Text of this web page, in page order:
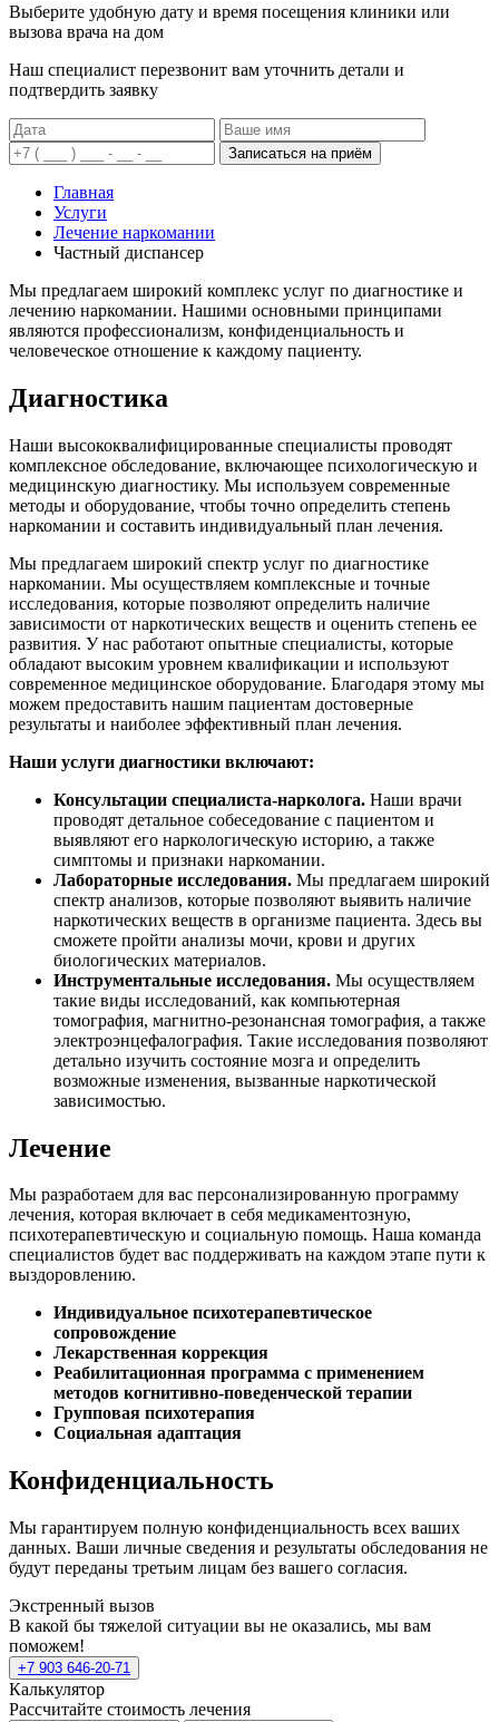
Выберите удобную дату и время посещения клиники или
вызова врача на дом
Наш специалист перезвонит вам уточнить детали и
подтвердить заявку
Записаться на приём
Главная
Услуги
Лечение наркомании
Частный диспансер
Мы предлагаем широкий комплекс услуг по диагностике и
лечению наркомании. Нашими основными принципами
являются профессионализм, конфиденциальность и
человеческое отношение к каждому пациенту.
Диагностика
Наши высококвалифицированные специалисты проводят
комплексное обследование, включающее психологическую и
медицинскую диагностику. Мы используем современные
методы и оборудование, чтобы точно определить степень
наркомании и составить индивидуальный план лечения.
Мы предлагаем широкий спектр услуг по диагностике
наркомании. Мы осуществляем комплексные и точные
исследования, которые позволяют определить наличие
зависимости от наркотических веществ и оценить степень ее
развития. У нас работают опытные специалисты, которые
обладают высоким уровнем квалификации и используют
современное медицинское оборудование. Благодаря этому мы
можем предоставить нашим пациентам достоверные
результаты и наиболее эффективный план лечения.
Наши услуги диагностики включают:
Консультации специалиста-нарколога. Наши врачи
проводят детальное собеседование с пациентом и
выявляют его наркологическую историю, а также
симптомы и признаки наркомании.
Лабораторные исследования. Мы предлагаем широкий
спектр анализов, которые позволяют выявить наличие
наркотических веществ в организме пациента. Здесь вы
сможете пройти анализы мочи, крови и других
биологических материалов.
Инструментальные исследования. Мы осуществляем
такие виды исследований, как компьютерная
томография, магнитно-резонансная томография, а также
электроэнцефалография. Такие исследования позволяют
детально изучить состояние мозга и определить
возможные изменения, вызванные наркотической
зависимостью.
Лечение
Мы разработаем для вас персонализированную программу
лечения, которая включает в себя медикаментозную,
психотерапевтическую и социальную помощь. Наша команда
специалистов будет вас поддерживать на каждом этапе пути к
выздоровлению.
Индивидуальное психотерапевтическое
сопровождение
Лекарственная коррекция
Реабилитационная программа с применением
методов когнитивно-поведенческой терапии
Групповая психотерапия
Социальная адаптация
Конфиденциальность
Мы гарантируем полную конфиденциальность всех ваших
данных. Ваши личные сведения и результаты обследования не
будут переданы третьим лицам без вашего согласия.
Экстренный вызов
В какой бы тяжелой ситуации вы не оказались, мы вам
поможем!
+7 903 646-20-71
Калькулятор
Рассчитайте стоимость лечения